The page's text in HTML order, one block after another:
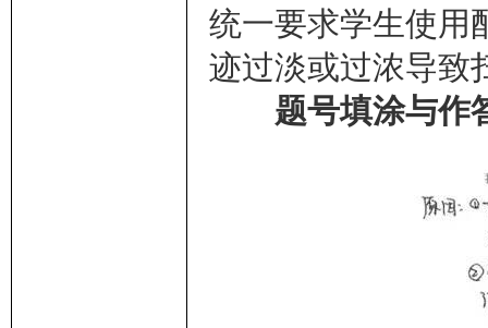
统一要求学生使用
迹过淡或过浓导致
题号填涂与作